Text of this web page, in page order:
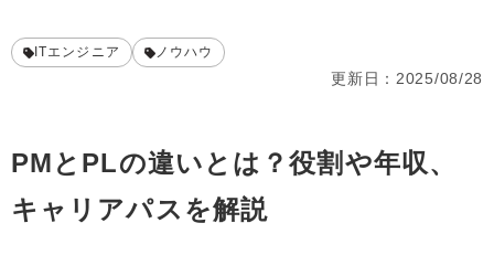
ITエンジニア ノウハウ
更新日： 2025/08/28
PMとPLの違いとは？役割や年収、
キャリアパスを解説